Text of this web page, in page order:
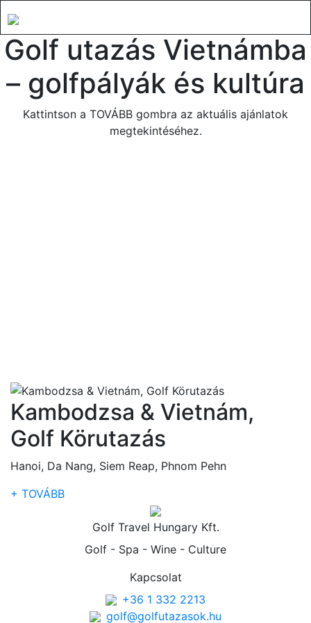
Golf utazás Vietnámba
– golfpályák és kultúra
Kattintson a TOVÁBB gombra az aktuális ajánlatok
megtekintéséhez.
Kambodzsa & Vietnám,
Golf Körutazás
Hanoi, Da Nang, Siem Reap, Phnom Pehn
+ TOVÁBB
Golf Travel Hungary Kft.
Golf - Spa - Wine - Culture
Kapcsolat
+36 1 332 2213
golf@golfutazasok.hu